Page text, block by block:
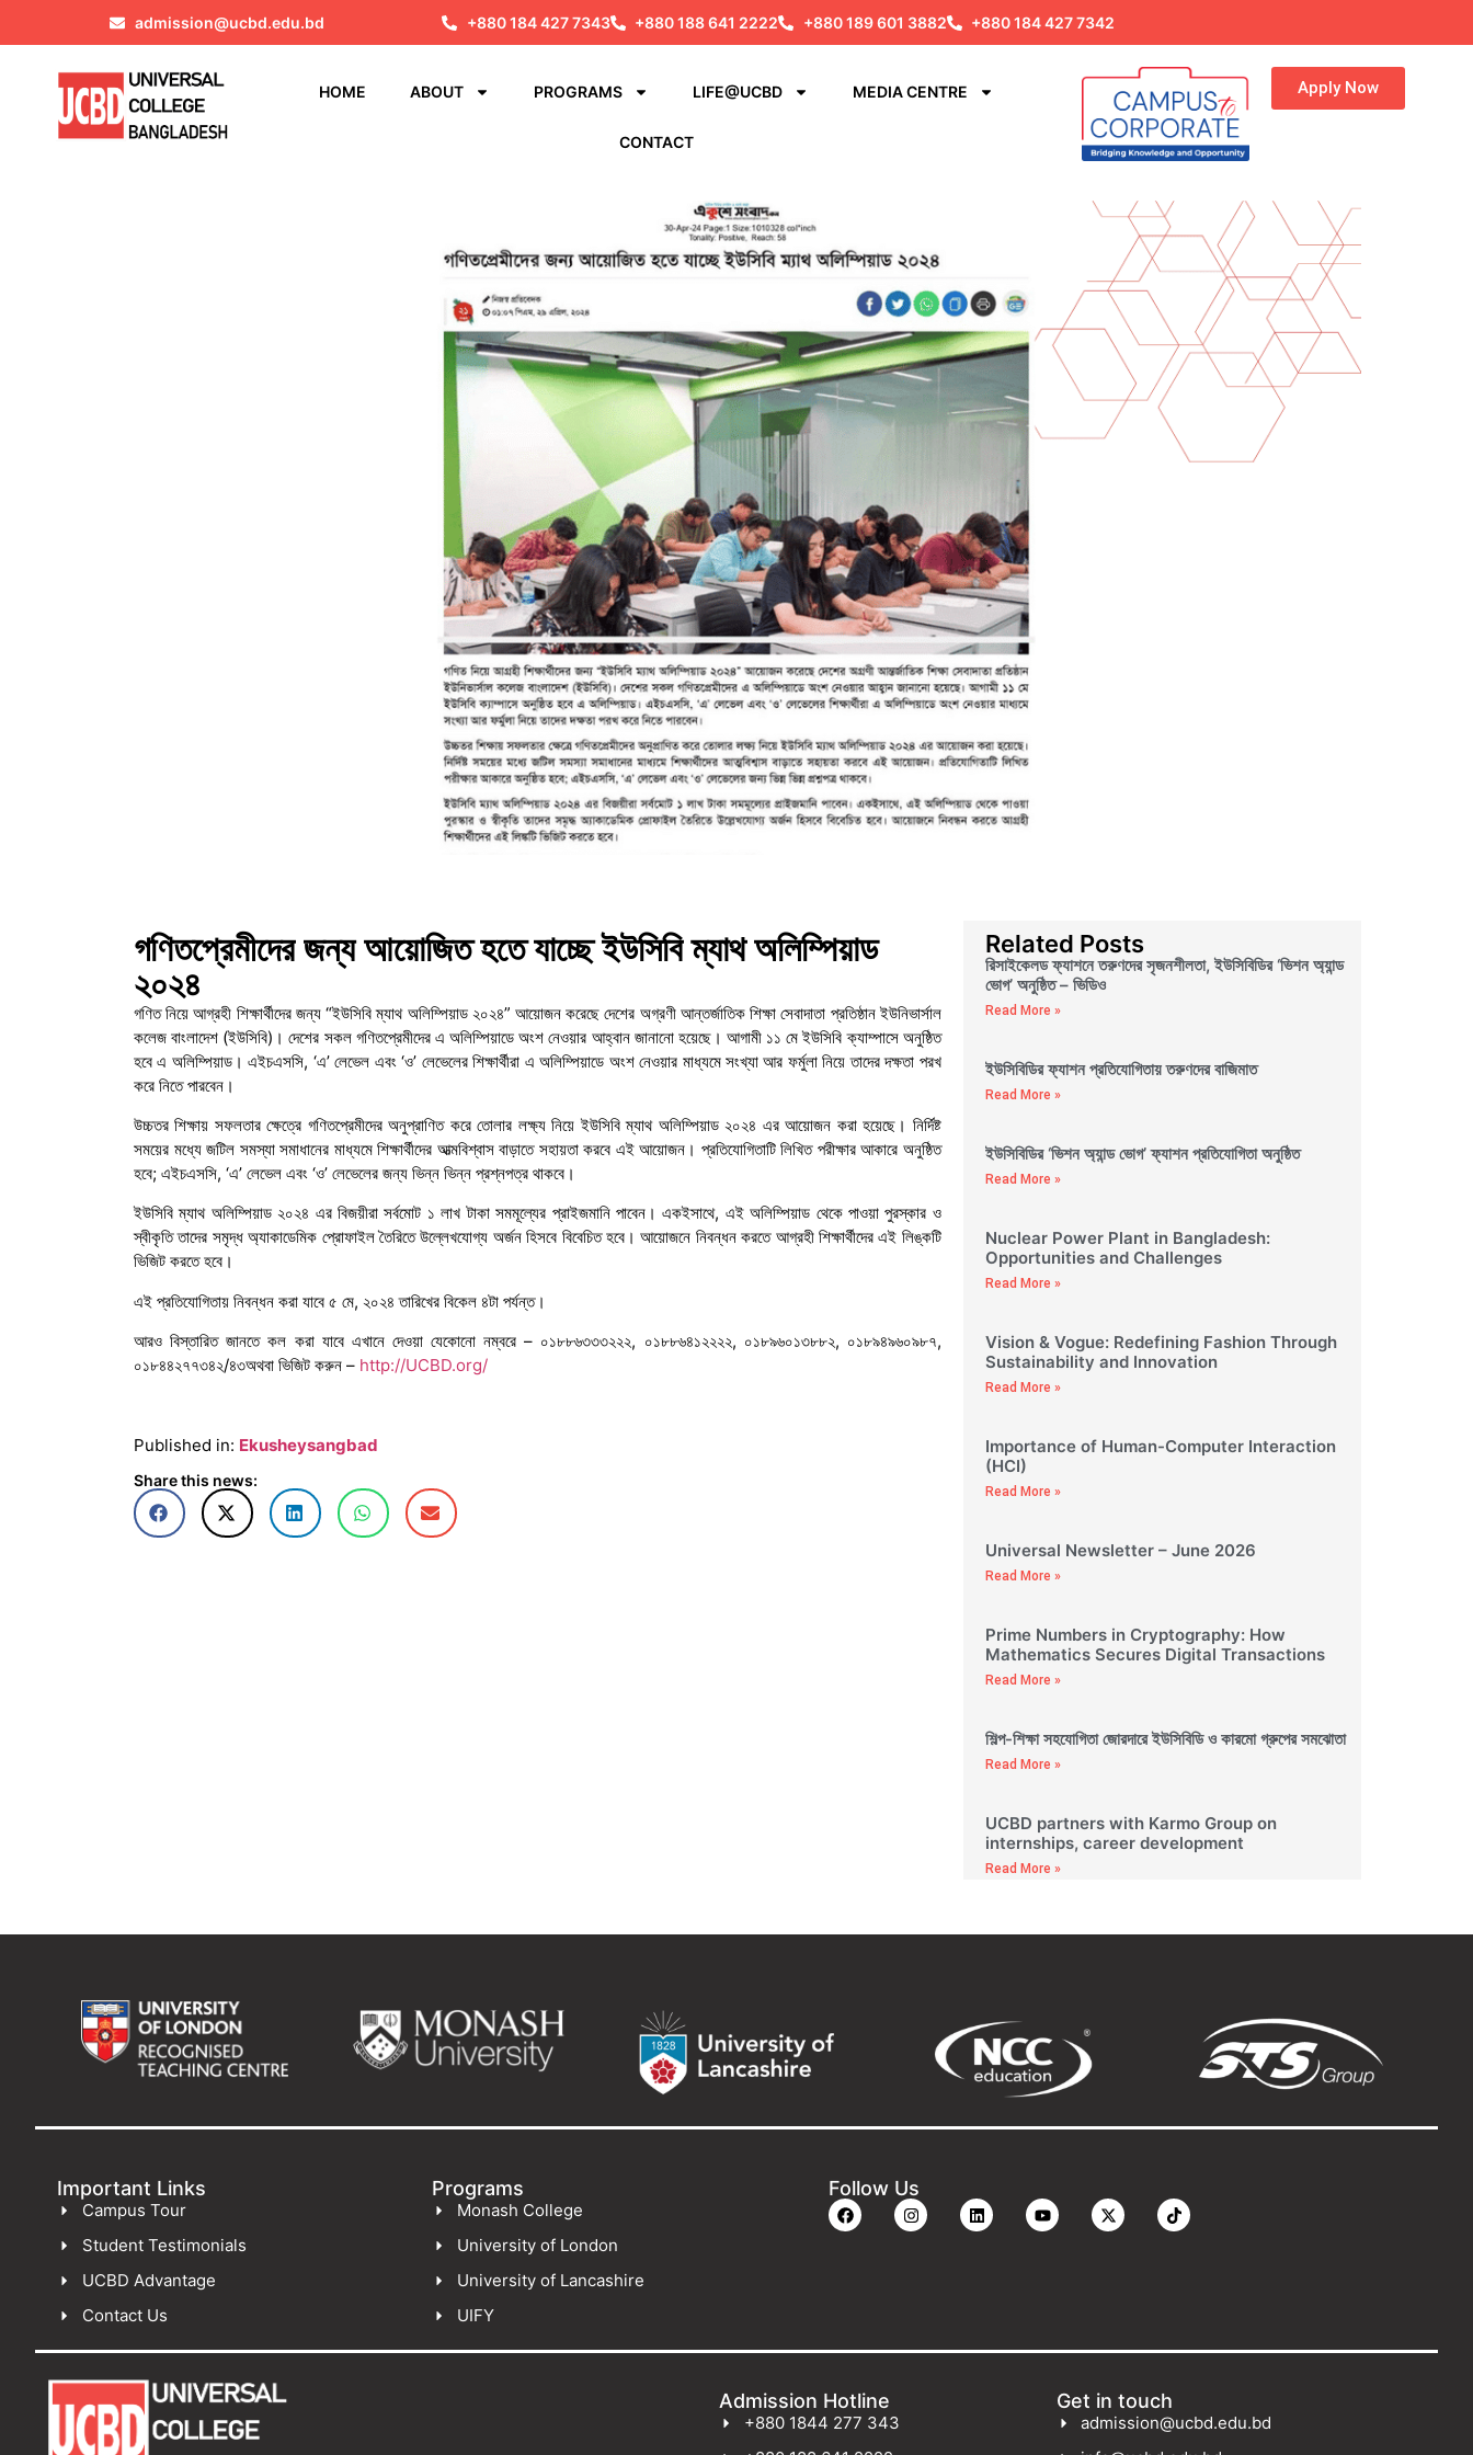
admission@ucbd.edu.bd +880 184 427 7343 +880 188 641 2222 +880 189 601 3882 +880 184 427 7342
HOME ABOUT PROGRAMS LIFE@UCBD MEDIA CENTRE
CONTACT
Apply Now
গণিতপ্রেমীদের জন্য আয়োজিত হতে যাচ্ছে ইউসিবি ম্যাথ অলিম্পিয়াড
২০২৪
গণিত নিয়ে আগ্রহী শিক্ষার্থীদের জন্য “ইউসিবি ম্যাথ অলিম্পিয়াড ২০২৪” আয়োজন করেছে দেশের অগ্রণী আন্তর্জাতিক শিক্ষা সেবাদাতা প্রতিষ্ঠান ইউনিভার্সাল
কলেজ বাংলাদেশ (ইউসিবি)। দেশের সকল গণিতপ্রেমীদের এ অলিম্পিয়াডে অংশ নেওয়ার আহ্বান জানানো হয়েছে। আগামী ১১ মে ইউসিবি ক্যাম্পাসে অনুষ্ঠিত
হবে এ অলিম্পিয়াড। এইচএসসি, ‘এ’ লেভেল এবং ‘ও’ লেভেলের শিক্ষার্থীরা এ অলিম্পিয়াডে অংশ নেওয়ার মাধ্যমে সংখ্যা আর ফর্মুলা নিয়ে তাদের দক্ষতা পরখ
করে নিতে পারবেন।
উচ্চতর শিক্ষায় সফলতার ক্ষেত্রে গণিতপ্রেমীদের অনুপ্রাণিত করে তোলার লক্ষ্য নিয়ে ইউসিবি ম্যাথ অলিম্পিয়াড ২০২৪ এর আয়োজন করা হয়েছে। নির্দিষ্ট
সময়ের মধ্যে জটিল সমস্যা সমাধানের মাধ্যমে শিক্ষার্থীদের আত্মবিশ্বাস বাড়াতে সহায়তা করবে এই আয়োজন। প্রতিযোগিতাটি লিখিত পরীক্ষার আকারে অনুষ্ঠিত
হবে; এইচএসসি, ‘এ’ লেভেল এবং ‘ও’ লেভেলের জন্য ভিন্ন ভিন্ন প্রশ্নপত্র থাকবে।
ইউসিবি ম্যাথ অলিম্পিয়াড ২০২৪ এর বিজয়ীরা সর্বমোট ১ লাখ টাকা সমমূল্যের প্রাইজমানি পাবেন। একইসাথে, এই অলিম্পিয়াড থেকে পাওয়া পুরস্কার ও
স্বীকৃতি তাদের সমৃদ্ধ অ্যাকাডেমিক প্রোফাইল তৈরিতে উল্লেখযোগ্য অর্জন হিসবে বিবেচিত হবে। আয়োজনে নিবন্ধন করতে আগ্রহী শিক্ষার্থীদের এই লিঙ্কটি
ভিজিট করতে হবে।
এই প্রতিযোগিতায় নিবন্ধন করা যাবে ৫ মে, ২০২৪ তারিখের বিকেল ৪টা পর্যন্ত।
আরও বিস্তারিত জানতে কল করা যাবে এখানে দেওয়া যেকোনো নম্বরে – ০১৮৮৬৩৩৩২২২, ০১৮৮৬৪১২২২২, ০১৮৯৬০১৩৮৮২, ০১৮৯৪৯৬০৯৮৭,
০১৮৪৪২৭৭৩৪২/৪৩অথবা ভিজিট করুন – http://UCBD.org/
Published in: Ekusheysangbad
Share this news:
Related Posts
রিসাইকেলড ফ্যাশনে তরুণদের সৃজনশীলতা, ইউসিবিডির ‘ভিশন অ্যান্ড
ভোগ’ অনুষ্ঠিত – ভিডিও
Read More »
ইউসিবিডির ফ্যাশন প্রতিযোগিতায় তরুণদের বাজিমাত
Read More »
ইউসিবিডির ‘ভিশন অ্যান্ড ভোগ’ ফ্যাশন প্রতিযোগিতা অনুষ্ঠিত
Read More »
Nuclear Power Plant in Bangladesh:
Opportunities and Challenges
Read More »
Vision & Vogue: Redefining Fashion Through
Sustainability and Innovation
Read More »
Importance of Human-Computer Interaction
(HCI)
Read More »
Universal Newsletter – June 2026
Read More »
Prime Numbers in Cryptography: How
Mathematics Secures Digital Transactions
Read More »
শিল্প-শিক্ষা সহযোগিতা জোরদারে ইউসিবিডি ও কারমো গ্রুপের সমঝোতা
Read More »
UCBD partners with Karmo Group on
internships, career development
Read More »
Important Links
Campus Tour
Student Testimonials
UCBD Advantage
Contact Us
Programs
Monash College
University of London
University of Lancashire
UIFY
Follow Us
Admission Hotline
+880 1844 277 343
Get in touch
admission@ucbd.edu.bd